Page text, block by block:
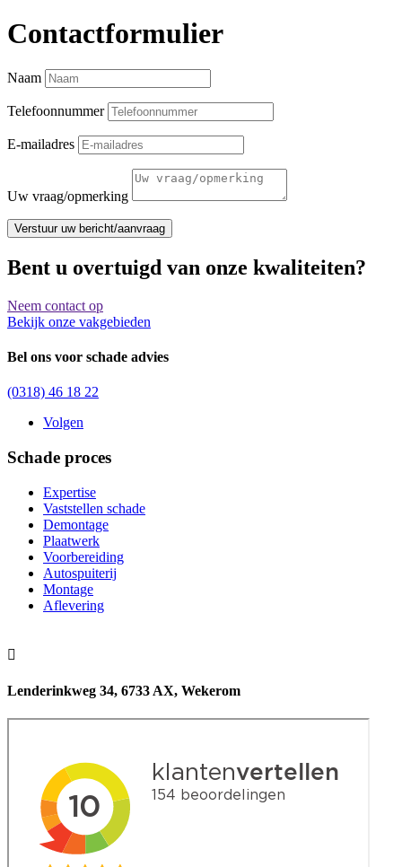
Contactformulier
Naam
Telefoonnummer
E-mailadres
Uw vraag/opmerking
Verstuur uw bericht/aanvraag
Bent u overtuigd van onze kwaliteiten?
Neem contact op
Bekijk onze vakgebieden
Bel ons voor schade advies
(0318) 46 18 22
Volgen
Schade proces
Expertise
Vaststellen schade
Demontage
Plaatwerk
Voorbereiding
Autospuiterij
Montage
Aflevering

Lenderinkweg 34, 6733 AX, Wekerom